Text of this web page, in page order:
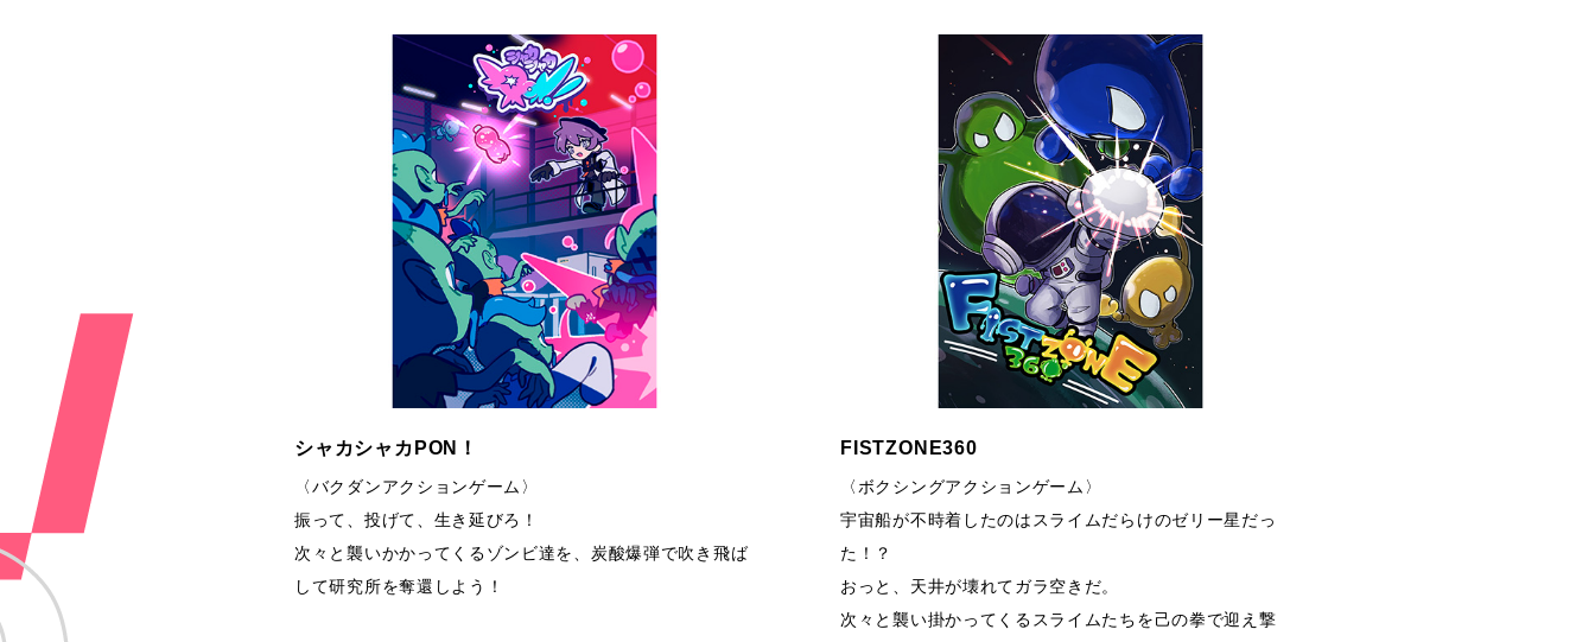
シャカシャカPON！
〈バクダンアクションゲーム〉
振って、投げて、生き延びろ！
次々と襲いかかってくるゾンビ達を、炭酸爆弾で吹き飛ば
して研究所を奪還しよう！
FISTZONE360
〈ボクシングアクションゲーム〉
宇宙船が不時着したのはスライムだらけのゼリー星だっ
た！？
おっと、天井が壊れてガラ空きだ。
次々と襲い掛かってくるスライムたちを己の拳で迎え撃